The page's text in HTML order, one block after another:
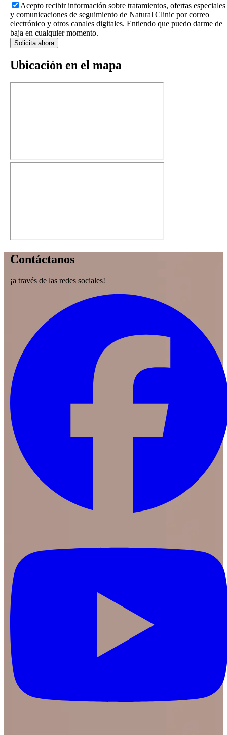
Acepto recibir información sobre tratamientos, ofertas especiales
y comunicaciones de seguimiento de Natural Clinic por correo
electrónico y otros canales digitales. Entiendo que puedo darme de
baja en cualquier momento.
Solicita ahora
Ubicación en el mapa
Contáctanos
¡a través de las redes sociales!